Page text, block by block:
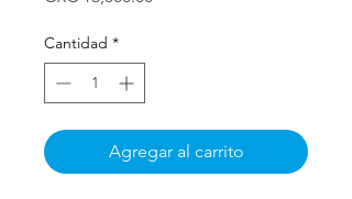
Cantidad *
Agregar al carrito